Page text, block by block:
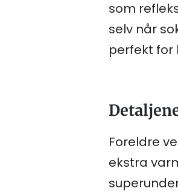
som
selv når
perfekt for
Foreldre
ekstra